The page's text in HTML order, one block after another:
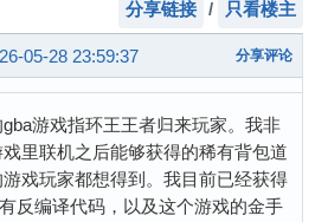
分享链接 / 只看楼主
05-28 23:59:37 分享评论
游戏指环王王者归来玩家。我非
里联机之后能够获得的稀有背包道
戏玩家都想得到。我目前已经获得
反编译代码，以及这个游戏的金手